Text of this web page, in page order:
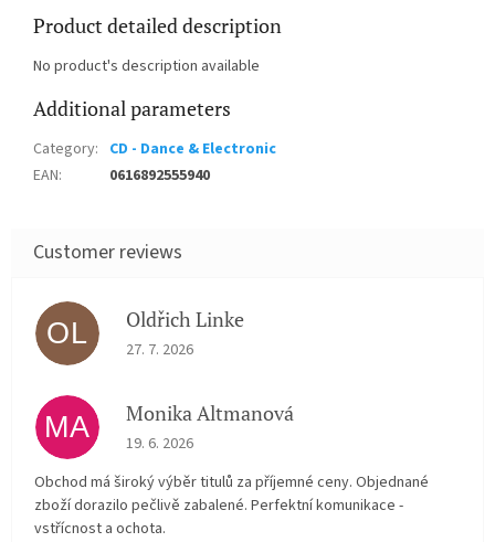
Product detailed description
No product's description available
Additional parameters
Category: CD - Dance & Electronic
EAN: 0616892555940
OL Oldřich Linke
The store rating is 5 out of 5 stars.
27. 7. 2026
MA Monika Altmanová
The store rating is 5 out of 5 stars.
19. 6. 2026
Obchod má široký výběr titulů za příjemné ceny. Objednané
zboží dorazilo pečlivě zabalené. Perfektní komunikace -
vstřícnost a ochota.